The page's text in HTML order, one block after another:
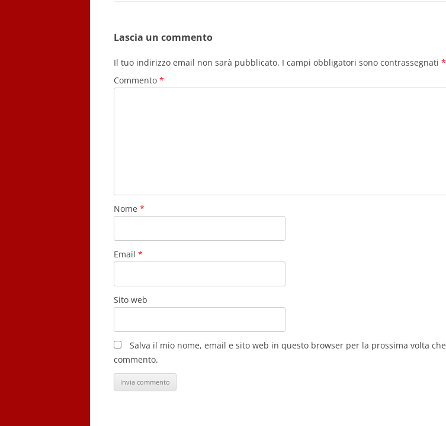
Lascia un commento
Il tuo indirizzo email non sarà pubblicato. I campi obbligatori sono contrassegnati *
Commento *
Nome *
Email *
Sito web
Salva il mio nome, email e sito web in questo browser per la prossima volta che
commento.